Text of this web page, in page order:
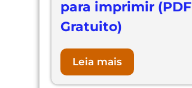
para imprimir (PDF
Gratuito)
Leia mais